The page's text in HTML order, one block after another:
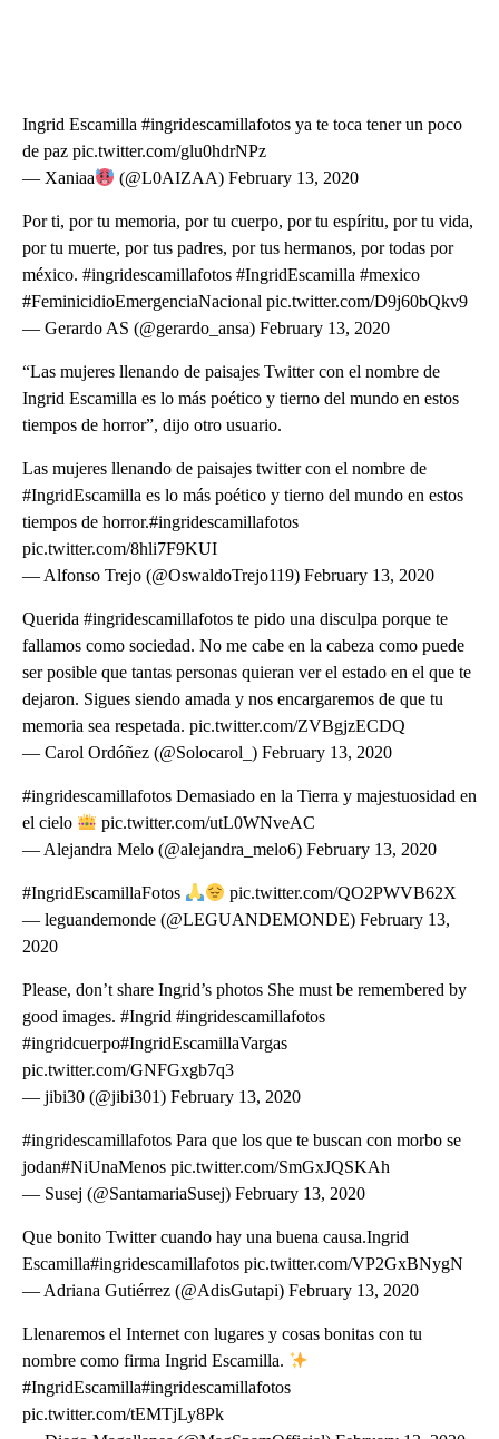
Ingrid Escamilla #ingridescamillafotos ya te toca tener un poco
de paz pic.twitter.com/glu0hdrNPz
— Xaniaa
(@L0AIZAA) February 13, 2020
Por ti, por tu memoria, por tu cuerpo, por tu espíritu, por tu vida,
por tu muerte, por tus padres, por tus hermanos, por todas por
méxico. #ingridescamillafotos #IngridEscamilla #mexico
#FeminicidioEmergenciaNacional pic.twitter.com/D9j60bQkv9
— Gerardo AS (@gerardo_ansa) February 13, 2020
“Las mujeres llenando de paisajes Twitter con el nombre de
Ingrid Escamilla es lo más poético y tierno del mundo en estos
tiempos de horror”, dijo otro usuario.
Las mujeres llenando de paisajes twitter con el nombre de
#IngridEscamilla es lo más poético y tierno del mundo en estos
tiempos de horror.#ingridescamillafotos
pic.twitter.com/8hli7F9KUI
— Alfonso Trejo (@OswaldoTrejo119) February 13, 2020
Querida #ingridescamillafotos te pido una disculpa porque te
fallamos como sociedad. No me cabe en la cabeza como puede
ser posible que tantas personas quieran ver el estado en el que te
dejaron. Sigues siendo amada y nos encargaremos de que tu
memoria sea respetada. pic.twitter.com/ZVBgjzECDQ
— Carol Ordóñez (@Solocarol_) February 13, 2020
#ingridescamillafotos Demasiado en la Tierra y majestuosidad en
el cielo
pic.twitter.com/utL0WNveAC
— Alejandra Melo (@alejandra_melo6) February 13, 2020
#IngridEscamillaFotos
pic.twitter.com/QO2PWVB62X
— leguandemonde (@LEGUANDEMONDE) February 13,
2020
Please, don’t share Ingrid’s photos She must be remembered by
good images. #Ingrid #ingridescamillafotos
#ingridcuerpo#IngridEscamillaVargas
pic.twitter.com/GNFGxgb7q3
— jibi30 (@jibi301) February 13, 2020
#ingridescamillafotos Para que los que te buscan con morbo se
jodan#NiUnaMenos pic.twitter.com/SmGxJQSKAh
— Susej (@SantamariaSusej) February 13, 2020
Que bonito Twitter cuando hay una buena causa.Ingrid
Escamilla#ingridescamillafotos pic.twitter.com/VP2GxBNygN
— Adriana Gutiérrez (@AdisGutapi) February 13, 2020
Llenaremos el Internet con lugares y cosas bonitas con tu
nombre como firma Ingrid Escamilla.
#IngridEscamilla#ingridescamillafotos
pic.twitter.com/tEMTjLy8Pk